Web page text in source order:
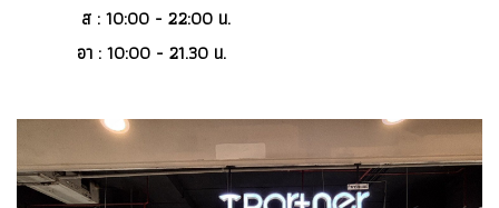
ส : 10:00 - 22:00 น.
อา : 10:00 - 21.30 น.